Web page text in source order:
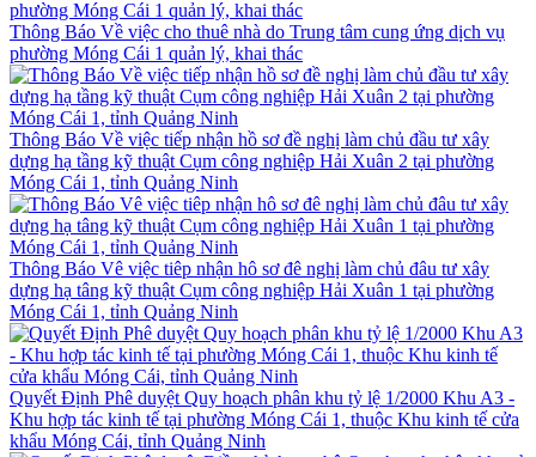
Thông Báo Về việc cho thuê nhà do Trung tâm cung ứng dịch vụ
phường Móng Cái 1 quản lý, khai thác
Thông Báo Về việc tiếp nhận hồ sơ đề nghị làm chủ đầu tư xây
dựng hạ tầng kỹ thuật Cụm công nghiệp Hải Xuân 2 tại phường
Móng Cái 1, tỉnh Quảng Ninh
Thông Báo Vê việc tiêp nhận hô sơ đê nghị làm chủ đâu tư xây
dựng hạ tâng kỹ thuật Cụm công nghiệp Hải Xuân 1 tại phường
Móng Cái 1, tỉnh Quảng Ninh
Quyết Định Phê duyệt Quy hoạch phân khu tỷ lệ 1/2000 Khu A3 -
Khu hợp tác kinh tế tại phường Móng Cái 1, thuộc Khu kinh tế cửa
khẩu Móng Cái, tỉnh Quảng Ninh